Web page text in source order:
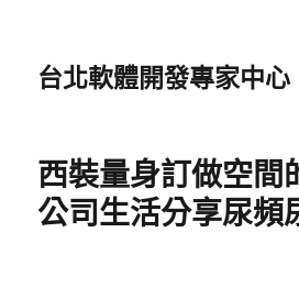
台北軟體開發專家中心
西裝量身訂做空間
公司生活分享尿頻